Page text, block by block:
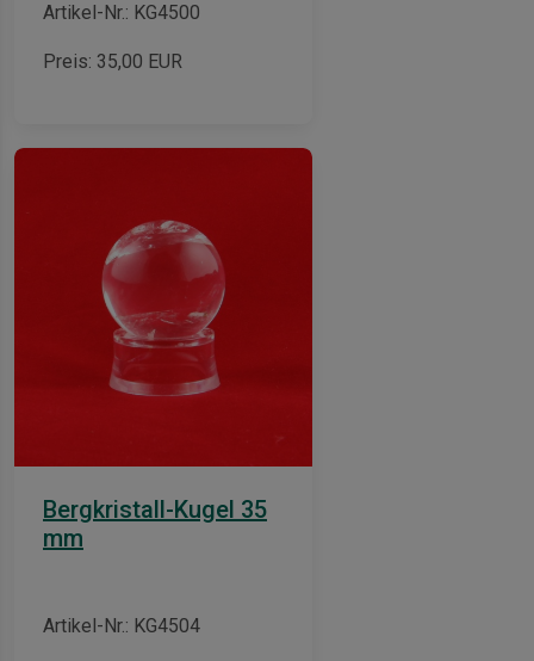
Artikel-Nr.: KG4500
Preis: 35,00 EUR
Bergkristall-Kugel 35
mm
Artikel-Nr.: KG4504